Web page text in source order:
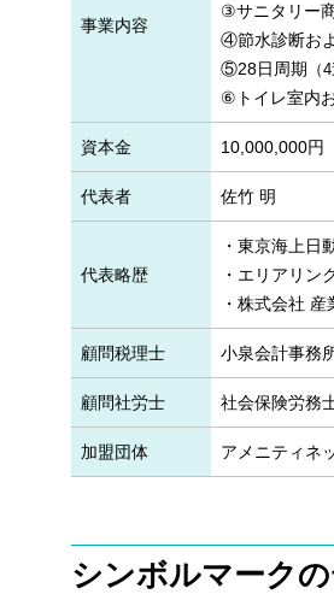
事業内容
③サニタリー
④節水診断お
⑤28日周期 （
⑥トイレ室内
資本金 10,000,000円
代表者 佐竹 明
代表略歴
・東京海上日
・エリアリン
・株式会社
顧問税理士 小泉会計事務
顧問社労士 社会保険労務
加盟団体 アメニティネ
シンボルマーク